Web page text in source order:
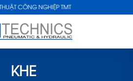
CÔNG NGHIỆP TMT
KHE